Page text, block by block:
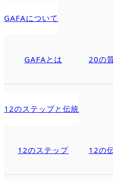
GAFAについて
GAFAとは 20の
12のステップと伝統
12のステップ 12の